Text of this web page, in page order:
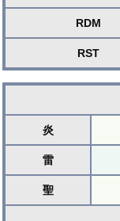
RDM
RST
炎
雷
聖